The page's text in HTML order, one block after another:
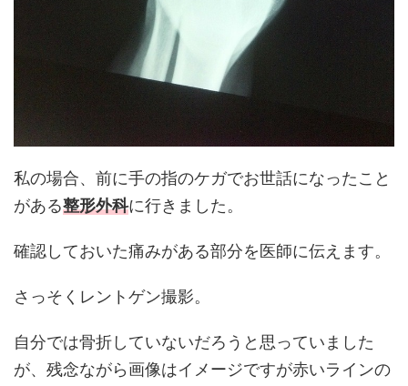
私の場合、前に手の指のケガでお世話になったこと
がある整形外科に行きました。
確認しておいた痛みがある部分を医師に伝えます。
さっそくレントゲン撮影。
自分では骨折していないだろうと思っていました
が、残念ながら画像はイメージですが赤いラインの